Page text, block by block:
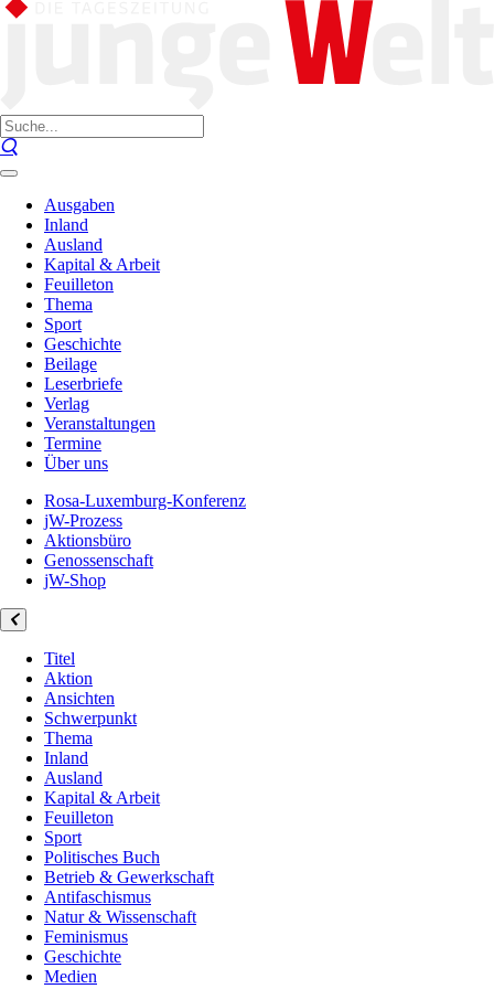
Ausgaben
Inland
Ausland
Kapital & Arbeit
Feuilleton
Thema
Sport
Geschichte
Beilage
Leserbriefe
Verlag
Veranstaltungen
Termine
Über uns
Rosa-Luxemburg-Konferenz
jW-Prozess
Aktionsbüro
Genossenschaft
jW-Shop
Titel
Aktion
Ansichten
Schwerpunkt
Thema
Inland
Ausland
Kapital & Arbeit
Feuilleton
Sport
Politisches Buch
Betrieb & Gewerkschaft
Antifaschismus
Natur & Wissenschaft
Feminismus
Geschichte
Medien